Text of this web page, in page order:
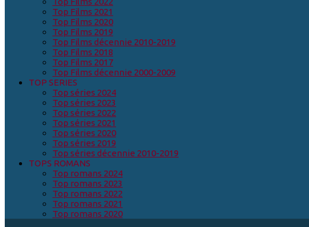
Top Films 2021
Top Films 2020
Top Films 2019
Top Films décennie 2010-2019
Top Films 2018
Top Films 2017
Top Films décennie 2000-2009
TOP SERIES
Top séries 2024
Top séries 2023
Top séries 2022
Top séries 2021
Top séries 2020
Top séries 2019
Top séries décennie 2010-2019
TOPS ROMANS
Top romans 2024
Top romans 2023
Top romans 2022
Top romans 2021
Top romans 2020